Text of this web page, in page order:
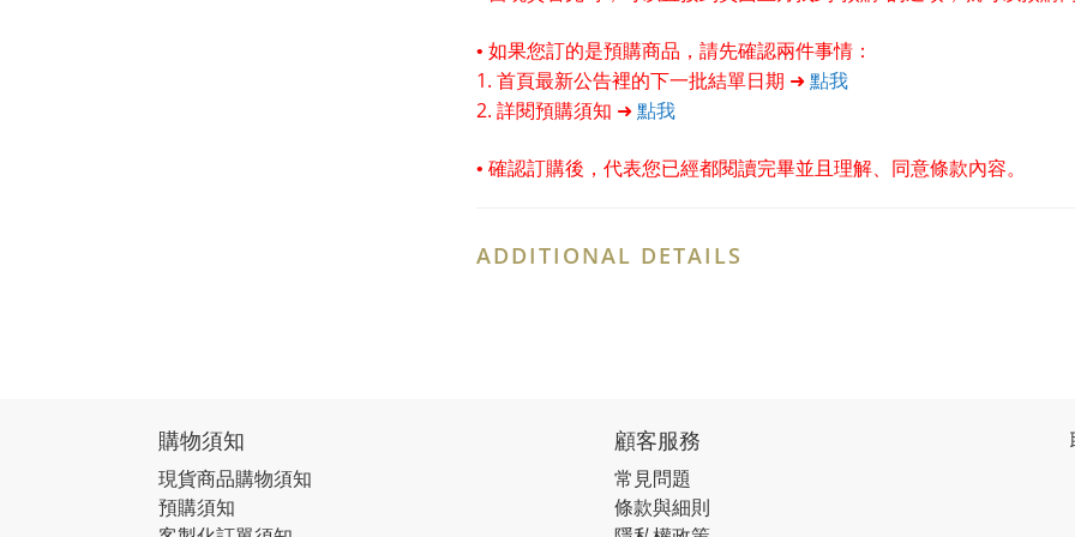
• 如果您訂的是預購商品，請先確認兩件事情：
1. 首頁最新公告裡的下一批結單日期 ➜點我
2. 詳閱預購須知 ➜點我
• 確認訂購後，代表您已經都閱讀完畢並且理解、同意條款內容。
ADDITIONAL DETAILS
購物須知
現貨商品購物須知
預購須知
顧客服務
常見問題
條款與細則